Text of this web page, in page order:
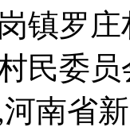
镇罗
民委
南省